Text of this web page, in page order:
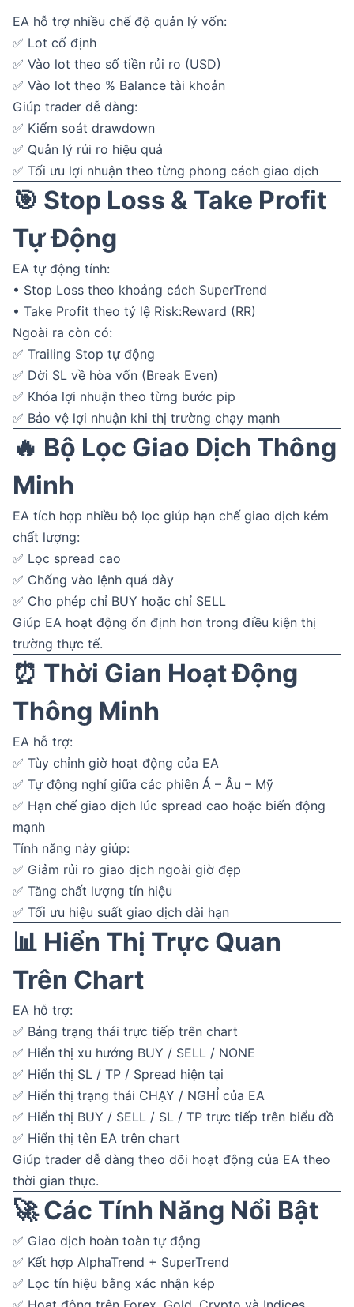
EA hỗ trợ nhiều chế độ quản lý vốn:
✅ Lot cố định
✅ Vào lot theo số tiền rủi ro (USD)
✅ Vào lot theo % Balance tài khoản
Giúp trader dễ dàng:
✅ Kiểm soát drawdown
✅ Quản lý rủi ro hiệu quả
✅ Tối ưu lợi nhuận theo từng phong cách giao dịch
🎯 Stop Loss & Take Profit
Tự Động
EA tự động tính:
• Stop Loss theo khoảng cách SuperTrend
• Take Profit theo tỷ lệ Risk:Reward (RR)
Ngoài ra còn có:
✅ Trailing Stop tự động
✅ Dời SL về hòa vốn (Break Even)
✅ Khóa lợi nhuận theo từng bước pip
✅ Bảo vệ lợi nhuận khi thị trường chạy mạnh
🔥 Bộ Lọc Giao Dịch Thông
Minh
EA tích hợp nhiều bộ lọc giúp hạn chế giao dịch kém
chất lượng:
✅ Lọc spread cao
✅ Chống vào lệnh quá dày
✅ Cho phép chỉ BUY hoặc chỉ SELL
Giúp EA hoạt động ổn định hơn trong điều kiện thị
trường thực tế.
⏰ Thời Gian Hoạt Động
Thông Minh
EA hỗ trợ:
✅ Tùy chỉnh giờ hoạt động của EA
✅ Tự động nghỉ giữa các phiên Á – Âu – Mỹ
✅ Hạn chế giao dịch lúc spread cao hoặc biến động
mạnh
Tính năng này giúp:
✅ Giảm rủi ro giao dịch ngoài giờ đẹp
✅ Tăng chất lượng tín hiệu
✅ Tối ưu hiệu suất giao dịch dài hạn
📊 Hiển Thị Trực Quan
Trên Chart
EA hỗ trợ:
✅ Bảng trạng thái trực tiếp trên chart
✅ Hiển thị xu hướng BUY / SELL / NONE
✅ Hiển thị SL / TP / Spread hiện tại
✅ Hiển thị trạng thái CHẠY / NGHỈ của EA
✅ Hiển thị BUY / SELL / SL / TP trực tiếp trên biểu đồ
✅ Hiển thị tên EA trên chart
Giúp trader dễ dàng theo dõi hoạt động của EA theo
thời gian thực.
🚀 Các Tính Năng Nổi Bật
✅ Giao dịch hoàn toàn tự động
✅ Kết hợp AlphaTrend + SuperTrend
✅ Lọc tín hiệu bằng xác nhận kép